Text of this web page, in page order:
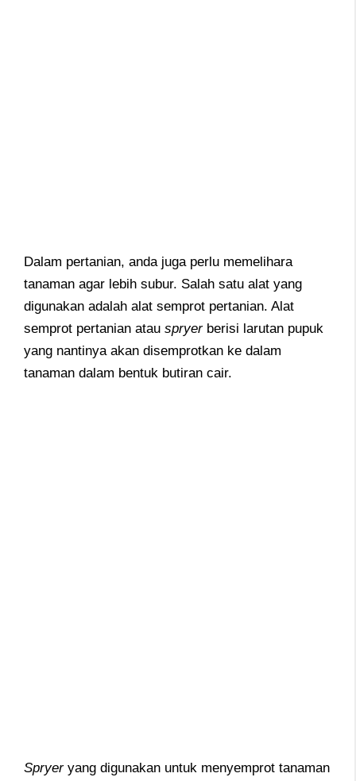
Dalam pertanian, anda juga perlu memelihara
tanaman agar lebih subur. Salah satu alat yang
digunakan adalah alat semprot pertanian. Alat
semprot pertanian atau spryerberisi larutan pupuk
yang nantinya akan disemprotkan ke dalam
tanaman dalam bentuk butiran cair.
Spryeryang digunakan untuk menyemprot tanaman